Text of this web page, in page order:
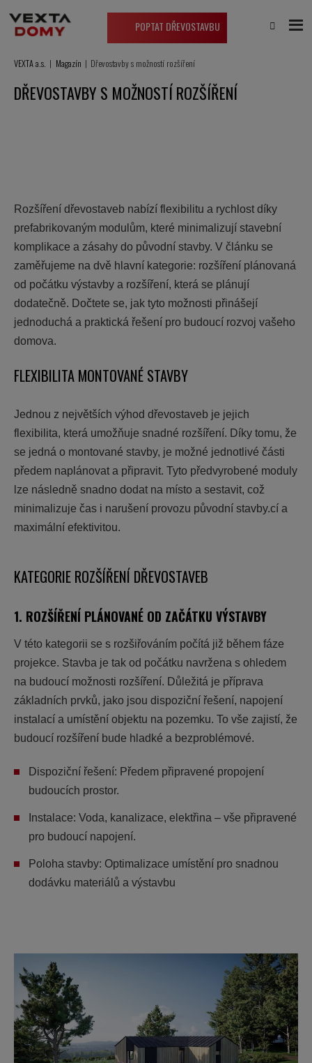
POPTAT DŘEVOSTAVBU
VEXTA a.s. Magazín Dřevostavby s možností rozšíření
DŘEVOSTAVBY S MOŽNOSTÍ ROZŠÍŘENÍ
Rozšíření dřevostaveb nabízí flexibilitu a rychlost díky
prefabrikovaným modulům, které minimalizují stavební
komplikace a zásahy do původní stavby. V článku se
zaměřujeme na dvě hlavní kategorie: rozšíření plánovaná
od počátku výstavby a rozšíření, která se plánují
dodatečně. Dočtete se, jak tyto možnosti přinášejí
jednoduchá a praktická řešení pro budoucí rozvoj vašeho
domova.
FLEXIBILITA MONTOVANÉ STAVBY
Jednou z největších výhod dřevostaveb je jejich
flexibilita, která umožňuje snadné rozšíření. Díky tomu, že
se jedná o montované stavby, je možné jednotlivé části
předem naplánovat a připravit. Tyto předvyrobené moduly
lze následně snadno dodat na místo a sestavit, což
minimalizuje čas i narušení provozu původní stavby.cí a
maximální efektivitou.
KATEGORIE ROZŠÍŘENÍ DŘEVOSTAVEB
1. ROZŠÍŘENÍ PLÁNOVANÉ OD ZAČÁTKU VÝSTAVBY
V této kategorii se s rozšiřováním počítá již během fáze
projekce. Stavba je tak od počátku navržena s ohledem
na budoucí možnosti rozšíření. Důležitá je příprava
základních prvků, jako jsou dispoziční řešení, napojení
instalací a umístění objektu na pozemku. To vše zajistí, že
budoucí rozšíření bude hladké a bezproblémové.
Dispoziční řešení: Předem připravené propojení
budoucích prostor.
Instalace: Voda, kanalizace, elektřina – vše připravené
pro budoucí napojení.
Poloha stavby: Optimalizace umístění pro snadnou
dodávku materiálů a výstavbu